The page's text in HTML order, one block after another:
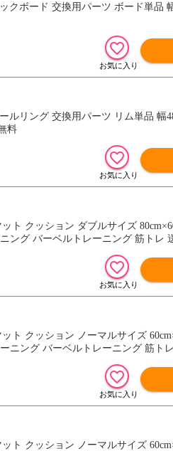
クボード 交換用パーツ ボード単品
リング 交換用パーツ リム単品 幅
料
ト クッション ダブルサイズ
ング バーベルトレーニング 筋トレ
ト クッション ノーマルサイズ
ニング バーベルトレーニング 筋ト
ト クッション ノーマルサイズ